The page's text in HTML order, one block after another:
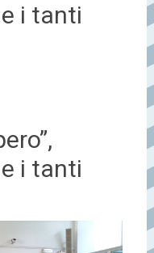
i tanti
i tanti